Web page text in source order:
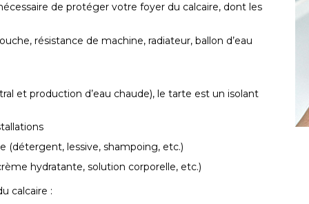
de protéger votre foyer du calcaire, dont les
résistance de machine, radiateur, ballon d’eau
et production d’eau chaude), le tarte est un isolant
lessive, shampoing, etc.)
hydratante, solution corporelle, etc.)
calcaire :